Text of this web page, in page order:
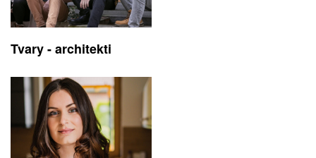
Tvary - architekti